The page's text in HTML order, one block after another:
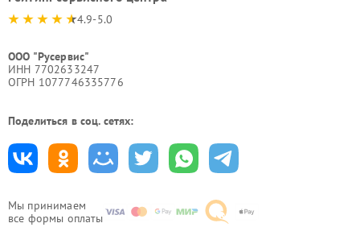
Мы принимаем
все формы оплаты
4.9-5.0
ООО "Русервис"
ИНН 7702633247
ОГРН 1077746335776
Поделиться в соц. сетях: